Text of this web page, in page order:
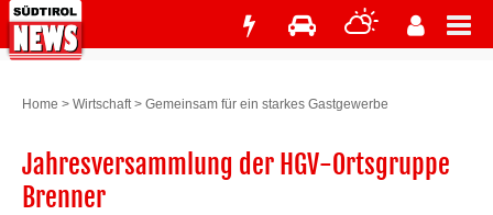
Home > Wirtschaft> Gemeinsam für ein starkes Gastgewerbe
Jahresversammlung der HGV-Ortsgruppe
Brenner